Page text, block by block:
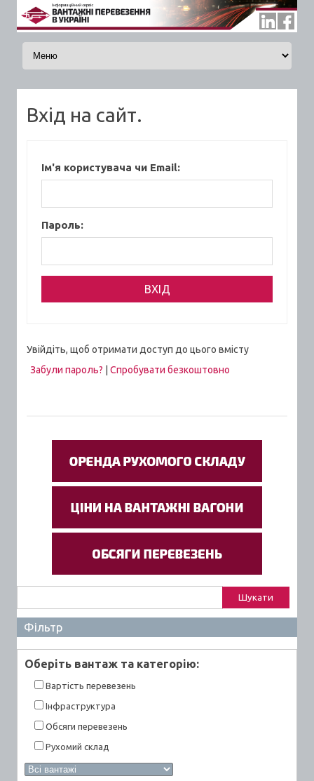
Skip to content
Вхід на сайт.
Ім'я користувача чи Email:
Пароль:
Увійдіть, щоб отримати доступ до цього вмісту
Забули пароль?
Спробувати безкоштовно
Фільтр
Оберiть вантаж та категорiю:
Вартiсть перевезень
Інфраструктура
Обсяги перевезень
Рухомий склад